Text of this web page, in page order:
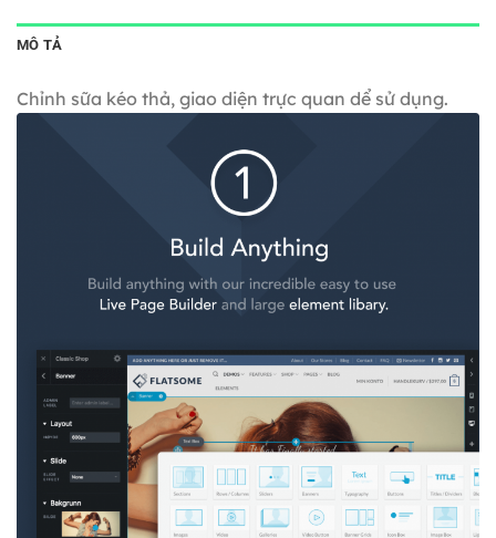
MÔ TẢ
Chỉnh sữa kéo thả, giao diện trực quan dể sử dụng.